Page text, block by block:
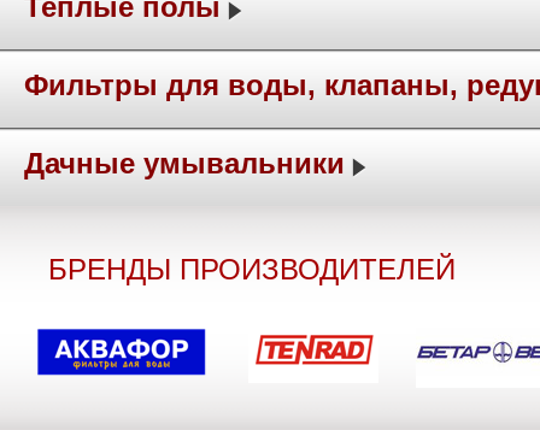
Теплые полы
Фильтры для воды, клапаны,
Дачные умывальники
БРЕНДЫ ПРОИЗВОДИТЕЛЕЙ